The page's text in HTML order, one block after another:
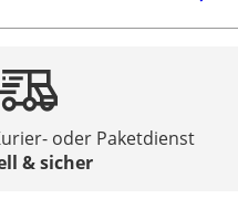
oder Paketdienst
& sicher